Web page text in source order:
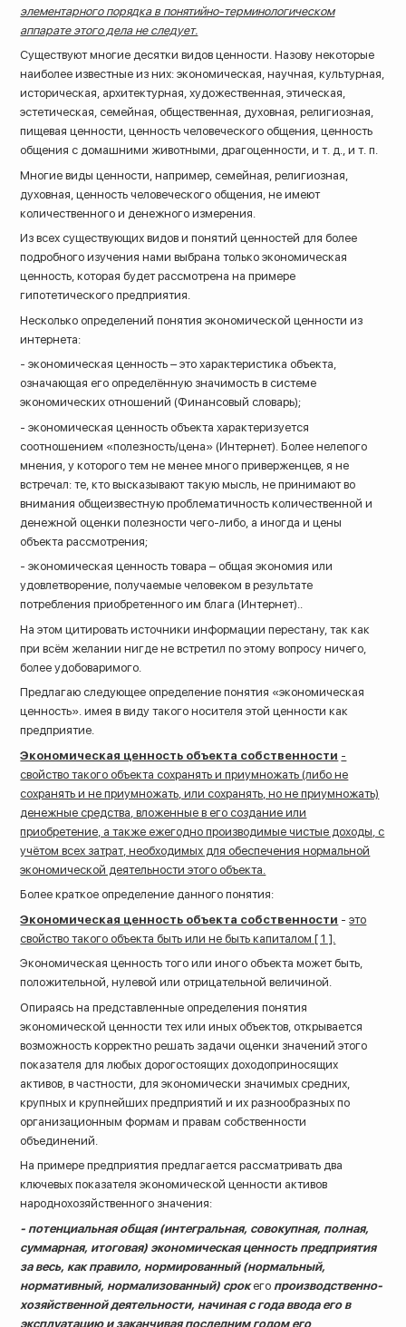
элементарного порядка в понятийно-терминологическом
аппарате этого дела не следует.
Существуют многие десятки видов ценности. Назову некоторые
наиболее известные из них: экономическая, научная, культурная,
историческая, архитектурная, художественная, этическая,
эстетическая, семейная, общественная, духовная, религиозная,
пищевая ценности, ценность человеческого общения, ценность
общения с домашними животными, драгоценности, и т. д., и т. п.
Многие виды ценности, например, семейная, религиозная,
духовная, ценность человеческого общения, не имеют
количественного и денежного измерения.
Из всех существующих видов и понятий ценностей для более
подробного изучения нами выбрана только экономическая
ценность, которая будет рассмотрена на примере
гипотетического предприятия.
Несколько определений понятия экономической ценности из
интернета:
- экономическая ценность – это характеристика объекта,
означающая его определённую значимость в системе
экономических отношений (Финансовый словарь);
- экономическая ценность объекта характеризуется
соотношением «полезность/цена» (Интернет). Более нелепого
мнения, у которого тем не менее много приверженцев, я не
встречал: те, кто высказывают такую мысль, не принимают во
внимания общеизвестную проблематичность количественной и
денежной оценки полезности чего-либо, а иногда и цены
объекта рассмотрения;
- экономическая ценность товара – общая экономия или
удовлетворение, получаемые человеком в результате
потребления приобретенного им блага (Интернет)..
На этом цитировать источники информации перестану, так как
при всём желании нигде не встретил по этому вопросу ничего,
более удобоваримого.
Предлагаю следующее определение понятия «экономическая
ценность». имея в виду такого носителя этой ценности как
предприятие.
Экономическая ценность объекта собственности -
свойство такого объекта сохранять и приумножать (либо не
сохранять и не приумножать, или сохранять, но не приумножать)
денежные средства, вложенные в его создание или
приобретение, а также ежегодно производимые чистые доходы, с
учётом всех затрат, необходимых для обеспечения нормальной
экономической деятельности этого объекта.
Более краткое определение данного понятия:
Экономическая ценность объекта собственности -это
свойство такого объекта быть или не быть капиталом [ 1 ].
Экономическая ценность того или иного объекта может быть,
положительной, нулевой или отрицательной величиной.
Опираясь на представленные определения понятия
экономической ценности тех или иных объектов, открывается
возможность корректно решать задачи оценки значений этого
показателя для любых дорогостоящих доходоприносящих
активов, в частности, для экономически значимых средних,
крупных и крупнейших предприятий и их разнообразных по
организационным формам и правам собственности
объединений.
На примере предприятия предлагается рассматривать два
ключевых показателя экономической ценности активов
народнохозяйственного значения:
- потенциальная общая (интегральная, совокупная, полная,
суммарная, итоговая) экономическая ценность предприятия
за весь, как правило, нормированный (нормальный,
нормативный, нормализованный) срокего производственно-
хозяйственной деятельности, начиная с года ввода его в
эксплуатацию и заканчивая последним годом его